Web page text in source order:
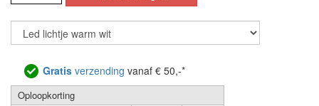
Gratis verzending vanaf € 50,-*
Oploopkorting